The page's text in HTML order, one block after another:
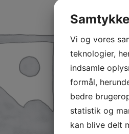
Vi og vores
teknologier,
indsamle
formål,
bedre
statistik og
kan blive delt